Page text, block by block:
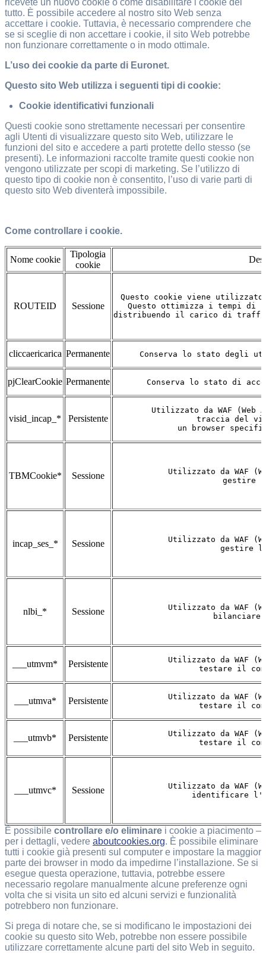
ricevete un nuovo cookie o come disabilitare i cookie del
tutto. È possibile accedere al nostro sito Web senza
accettare i cookie. Tuttavia, è necessario comprendere che
se si sceglie di non accettare i cookie, il sito Web potrebbe
non funzionare correttamente o in modo ottimale.
L’uso dei cookie da parte di Euronet.
Questo sito Web utilizza i seguenti tipi di cookie:
Cookie identificativi funzionali
Questi cookie sono strettamente necessari per consentire
agli Utenti di visualizzare questo sito Web, utilizzare le
funzioni del sito e accedere a parti protette dello stesso (se
presenti). Le informazioni raccolte tramite questi cookie non
vengono utilizzate per scopi di marketing. Se l’utilizzo di
questo tipo di cookie non è consentito, l’uso di varie parti di
questo sito Web diventerà impossibile.
Come controllare i cookie.
Nome cookie
Tipologia
cookie
ROUTEID Sessione
Questo cookie viene
Questo ottimizza i tempi
distribuendo il carico di
cliccaericarica Permanente Conserva lo stato degli
pjClearCookie Permanente Conserva lo stato di
visid_incap_* Persistente
Utilizzato da WAF
traccia del
un browser
TBMCookie* Sessione
Utilizzato da WAF
gestire
incap_ses_* Sessione
Utilizzato da WAF
gestire
nlbi_* Sessione
Utilizzato da WAF
bilanciare
___utmvm* Persistente
Utilizzato da WAF
testare il
___utmva* Persistente
Utilizzato da WAF
testare il
___utmvb* Persistente
Utilizzato da WAF
testare il
___utmvc* Sessione
Utilizzato da WAF
identificare
È possibile controllare e/o eliminare i cookie a piacimento –
per i dettagli, vedere aboutcookies.org. È possibile eliminare
tutti i cookie già presenti sul computer e impostare la maggior
parte dei browser in modo da impedirne l’installazione. Se si
esegue questa operazione, tuttavia, potrebbe essere
necessario regolare manualmente alcune preferenze ogni
volta che si visita un sito ed alcuni servizi e funzionalità
potrebbero non funzionare.
Si prega di notare che, se si modificano le impostazioni dei
cookie su questo sito Web, potrebbe non essere possibile
utilizzare correttamente alcune parti del sito Web in seguito.